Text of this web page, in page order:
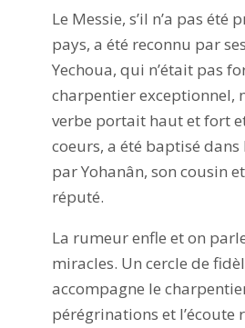
Le Messie, s’il n’a pas été
pays, a été reconnu par
Yechoua, qui n’était pas
charpentier exceptionnel,
verbe portait haut et fort
coeurs, a été baptisé dans
par Yohanân, son cousin
réputé.
La rumeur enfle et on
miracles. Un cercle de
accompagne le
pérégrinations et l’écoute